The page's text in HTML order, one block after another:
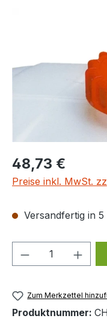
Regulärer Preis:
48,73 €
Preise inkl. MwSt.
Versandfertig in
Produkt
Zum Merkzettel
Produktnummer: